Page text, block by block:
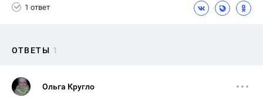
1 ответ
ОТВЕТЫ 1
Ольга Кругло